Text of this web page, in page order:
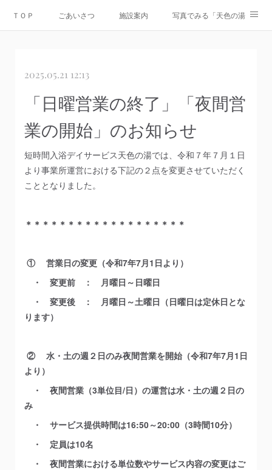
ＴＯＰ ごあいさつ 施設案内 写真でみる「天色の湯」
情報公開
2025.05.21 12:13
「日曜営業の終了」「夜間営
業の開始」のお知らせ
短時間入浴デイサービス天色の湯では、令和７年７月１日
より事業所運営における下記の２点を変更させていただく
こととなりました。
＊＊＊＊＊＊＊＊＊＊＊＊＊＊＊＊＊＊＊
① 営業日の変更（令和7年7月1日より）
・ 変更前 ： 月曜日～日曜日
・ 変更後 ： 月曜日～土曜日（日曜日は定休日とな
ります）
② 水・土の週２日のみ夜間営業を開始（令和7年7月1日
より）
・ 夜間営業（3単位目/日）の運営は水・土の週２日の
み
・ サービス提供時間は16:50～20:00（3時間10分）
・ 定員は10名
・ 夜間営業における単位数やサービス内容の変更はご